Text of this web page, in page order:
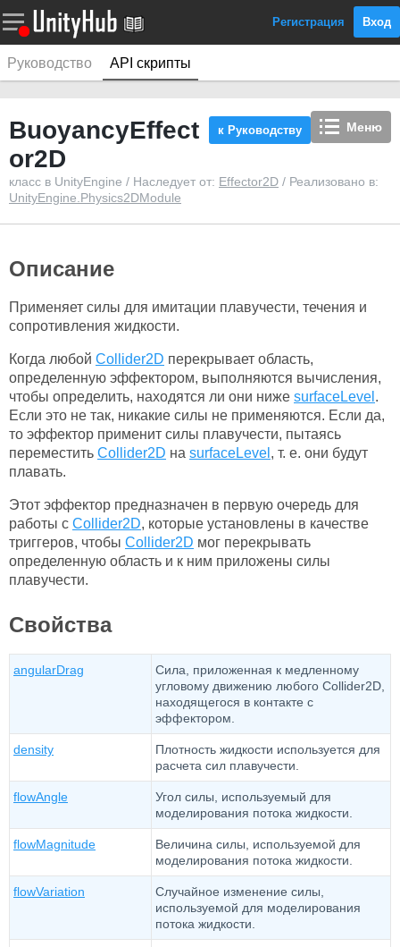
Регистрация Вход
Руководство API скрипты
Меню
к Руководству
BuoyancyEffect
or2D
класс в UnityEngine / Наследует от: Effector2D / Реализовано в:
UnityEngine.Physics2DModule
Описание
Применяет силы для имитации плавучести, течения и
сопротивления жидкости.
Когда любой Collider2D перекрывает область,
определенную эффектором, выполняются вычисления,
чтобы определить, находятся ли они ниже surfaceLevel .
Если это не так, никакие силы не применяются. Если да,
то эффектор применит силы плавучести, пытаясь
переместить Collider2D на surfaceLevel , т. е. они будут
плавать.
Этот эффектор предназначен в первую очередь для
работы с Collider2D, которые установлены в качестве
триггеров, чтобы Collider2D мог перекрывать
определенную область и к ним приложены силы
плавучести.
Свойства
angularDrag
Сила, приложенная к медленному
угловому движению любого Collider2D,
находящегося в контакте с
эффектором.
density
Плотность жидкости используется для
расчета сил плавучести.
flowAngle
Угол силы, используемый для
моделирования потока жидкости.
flowMagnitude
Величина силы, используемой для
моделирования потока жидкости.
flowVariation
Случайное изменение силы,
используемой для моделирования
потока жидкости.